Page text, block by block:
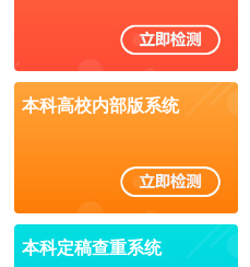
本科高校内部版系统
本科定稿查重系统